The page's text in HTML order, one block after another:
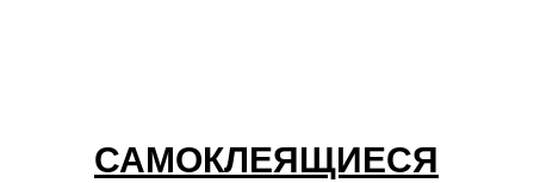
САМОКЛЕЯЩИЕСЯ